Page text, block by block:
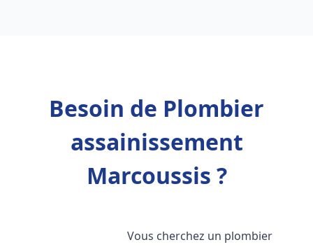
Besoin de Plombier
assainissement
Marcoussis ?
Vous cherchez un plombier